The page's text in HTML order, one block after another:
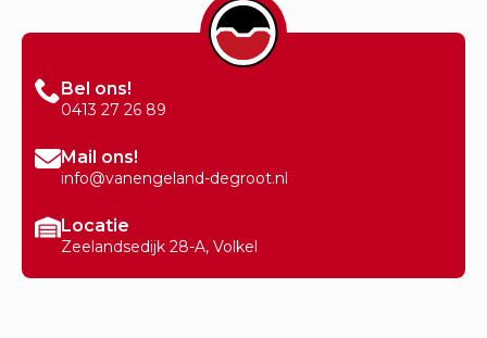
Bel ons!
0413 27 26 89
Mail ons!
info@vanengeland-degroot.nl
Locatie
Zeelandsedijk 28-A, Volkel